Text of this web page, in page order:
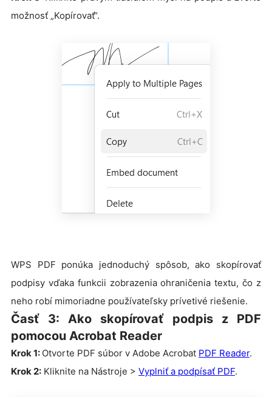
možnosť „Kopírovať“.
WPS PDF ponúka jednoduchý spôsob, ako skopírovať
podpisy vďaka funkcii zobrazenia ohraničenia textu, čo z
neho robí mimoriadne používateľsky prívetivé riešenie.
Časť 3: Ako skopírovať podpis z PDF
pomocou Acrobat Reader
Krok 1: Otvorte PDF súbor v Adobe Acrobat PDF Reader.
Krok 2: Kliknite na Nástroje > Vyplniť a podpísať PDF.